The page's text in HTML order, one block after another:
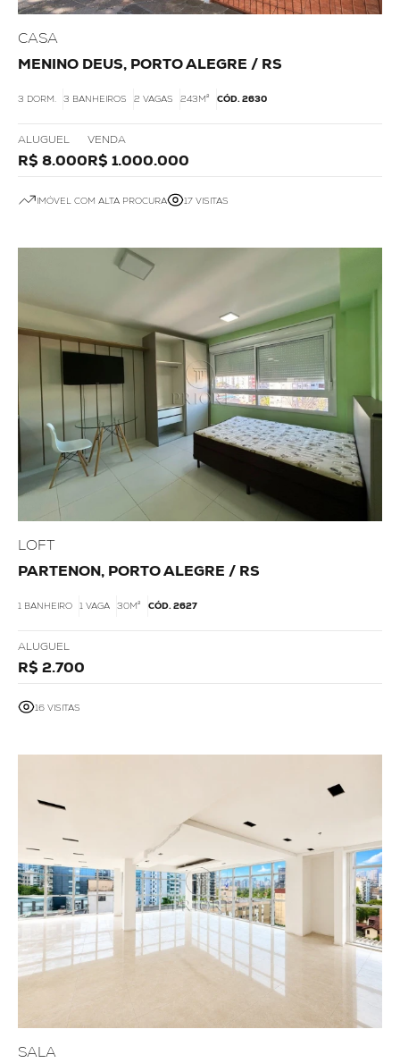
CASA
MENINO DEUS, PORTO ALEGRE / RS
3 DORM. 3 BANHEIROS 2 VAGAS 243M² CÓD. 2630
ALUGUEL
R$ 8.000
VENDA
R$ 1.000.000
IMÓVEL COM ALTA PROCURA 17 VISITAS
LOFT
PARTENON, PORTO ALEGRE / RS
1 BANHEIRO 1 VAGA 30M² CÓD. 2627
ALUGUEL
R$ 2.700
16 VISITAS
SALA